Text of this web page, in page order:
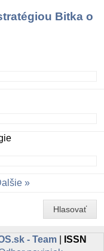
Bitka o
Hlasovať
- Team|
ISSN